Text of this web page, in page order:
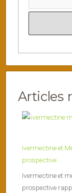
Articles
Ivermectine et
prospective
Ivermectine et
prospective